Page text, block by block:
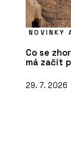
NOVINKY
Co se
má začít
29. 7. 2026